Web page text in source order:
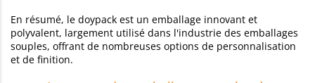
En résumé, le doypack est un emballage innovant et
polyvalent, largement utilisé dans l'industrie des emballages
souples, offrant de nombreuses options de personnalisation
et de finition.